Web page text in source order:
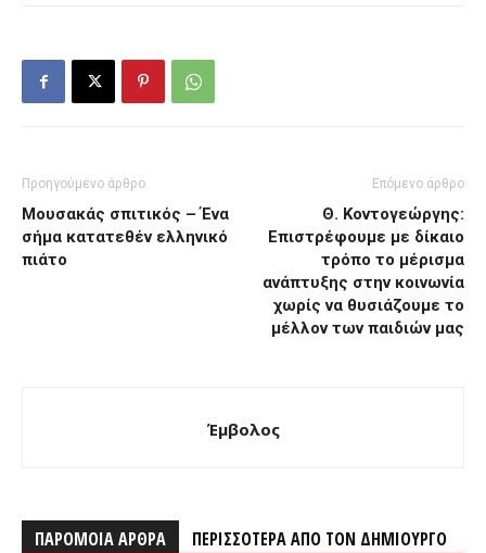
Προηγούμενο άρθρο
Μουσακάς σπιτικός – Ένα
σήμα κατατεθέν ελληνικό
πιάτο
Επόμενο άρθρο
Θ. Κοντογεώργης:
Επιστρέφουμε με δίκαιο
τρόπο το μέρισμα
ανάπτυξης στην κοινωνία
χωρίς να θυσιάζουμε το
μέλλον των παιδιών μας
Έμβολος
ΠΑΡΟΜΟΙΑ ΑΡΘΡΑ ΠΕΡΙΣΣΟΤΕΡΑ ΑΠΟ ΤΟΝ ΔΗΜΙΟΥΡΓΟ